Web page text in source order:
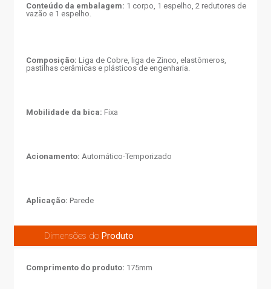
Conteúdo da embalagem: 1 corpo, 1 espelho, 2 redutores de
vazão e 1 espelho.
Composição: Liga de Cobre, liga de Zinco, elastômeros,
pastilhas cerâmicas e plásticos de engenharia.
Mobilidade da bica: Fixa
Acionamento: Automático-Temporizado
Aplicação: Parede
Dimensões doProduto
Comprimento do produto: 175mm